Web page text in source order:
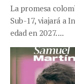
La promesa
Sub-17, viajará a
edad en 2027. ...